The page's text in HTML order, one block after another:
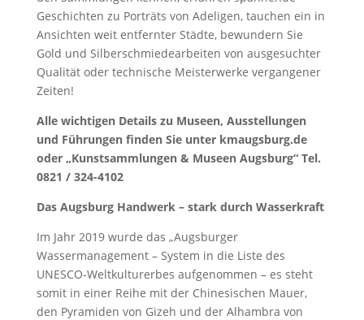
Geschichten zu Porträts von Adeligen, tauchen ein in
Ansichten weit entfernter Städte, bewundern Sie
Gold und Silberschmiedearbeiten von ausgesuchter
Qualität oder technische Meisterwerke vergangener
Zeiten!
Alle wichtigen Details zu Museen, Ausstellungen
und Führungen finden Sie unter kmaugsburg.de
oder „Kunstsammlungen & Museen Augsburg“ Tel.
0821 / 324-4102
Das Augsburg Handwerk – stark durch Wasserkraft
Im Jahr 2019 wurde das „Augsburger
Wassermanagement – System in die Liste des
UNESCO-Weltkulturerbes aufgenommen – es steht
somit in einer Reihe mit der Chinesischen Mauer,
den Pyramiden von Gizeh und der Alhambra von